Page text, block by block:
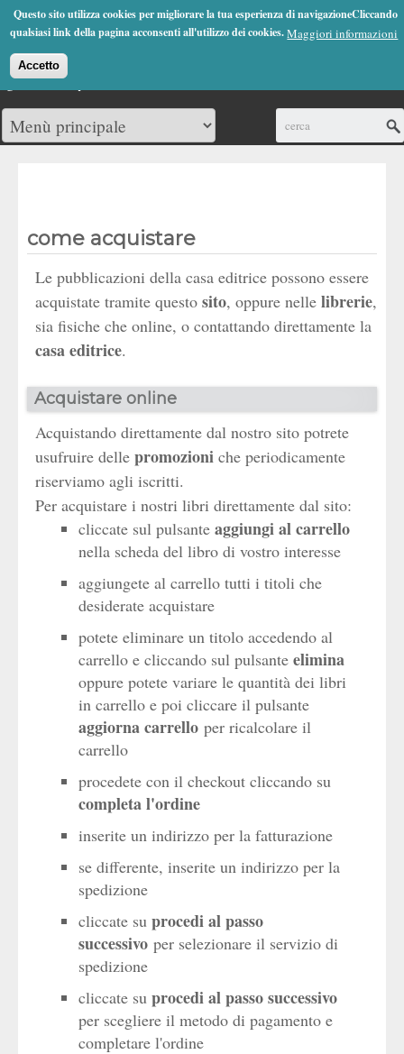
Questo sito utilizza cookies per migliorare la tua esperienza di navigazioneCliccando
qualsiasi link della pagina acconsenti all'utilizzo dei cookies.Maggiori informazioni
Accetto
Jump to Navigation
(0)
come acquistare
Le pubblicazioni della casa editrice possono essere
acquistate tramite questo sito, oppure nelle librerie,
sia fisiche che online, o contattando direttamente la
casa editrice.
Acquistare online
Acquistando direttamente dal nostro sito potrete
usufruire delle promozioni che periodicamente
riserviamo agli iscritti.
Per acquistare i nostri libri direttamente dal sito:
cliccate sul pulsante aggiungi al carrello
nella scheda del libro di vostro interesse
aggiungete al carrello tutti i titoli che
desiderate acquistare
potete eliminare un titolo accedendo al
carrello e cliccando sul pulsante elimina
oppure potete variare le quantità dei libri
in carrello e poi cliccare il pulsante
aggiorna carrello per ricalcolare il
carrello
procedete con il checkout cliccando su
completa l'ordine
inserite un indirizzo per la fatturazione
se differente, inserite un indirizzo per la
spedizione
cliccate su procedi al passo
successivo per selezionare il servizio di
spedizione
cliccate su procedi al passo successivo
per scegliere il metodo di pagamento e
completare l'ordine